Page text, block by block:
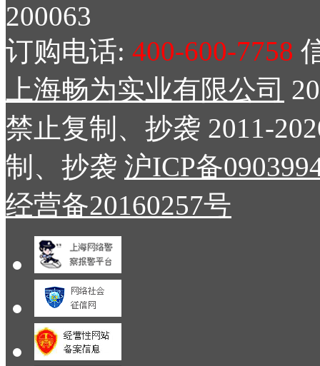
200063
订购电话: 400-600-7758
上海畅为实业有限公司
禁止复制、抄袭 2011-
制、抄袭 沪ICP备
经营备20160257号